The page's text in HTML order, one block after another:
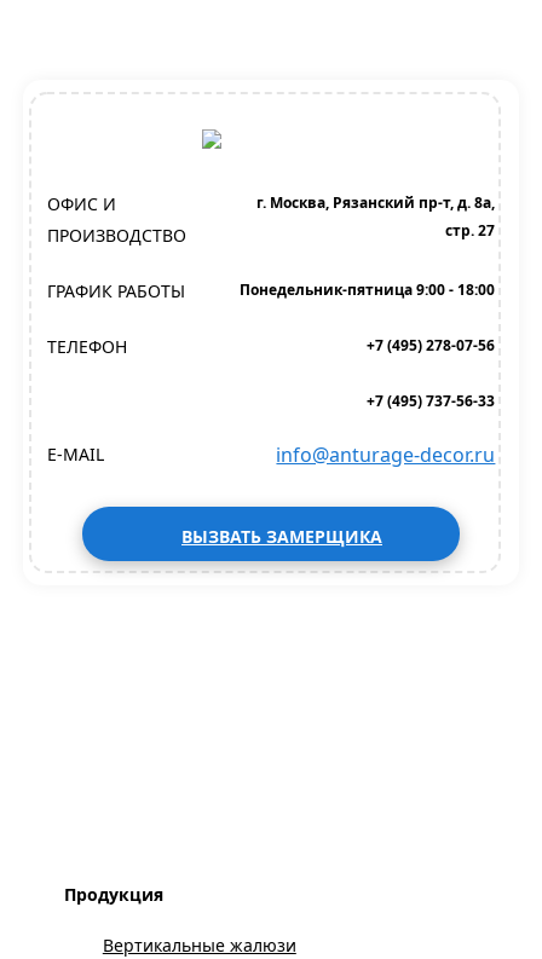
ОФИС И
ПРОИЗВОДСТВО
г. Москва, Рязанский пр-т, д. 8а,
стр. 27
ГРАФИК РАБОТЫ Понедельник-пятница 9:00 - 18:00
ТЕЛЕФОН +7 (495) 278-07-56
+7 (495) 737-56-33
E-MAIL info@anturage-decor.ru
ВЫЗВАТЬ ЗАМЕРЩИКА
Продукция
Вертикальные жалюзи